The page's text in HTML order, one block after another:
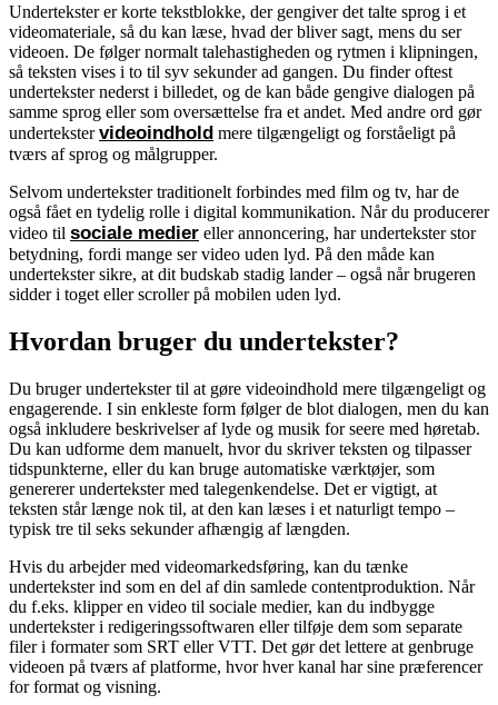
Undertekster er korte tekstblokke, der gengiver det talte sprog i et
videomateriale, så du kan læse, hvad der bliver sagt, mens du ser
videoen. De følger normalt talehastigheden og rytmen i klipningen,
så teksten vises i to til syv sekunder ad gangen. Du finder oftest
undertekster nederst i billedet, og de kan både gengive dialogen på
samme sprog eller som oversættelse fra et andet. Med andre ord gør
undertekstervideoindhold mere tilgængeligt og forståeligt på
tværs af sprog og målgrupper.
Selvom undertekster traditionelt forbindes med film og tv, har de
også fået en tydelig rolle i digital kommunikation. Når du producerer
video til sociale medier eller annoncering, har undertekster stor
betydning, fordi mange ser video uden lyd. På den måde kan
undertekster sikre, at dit budskab stadig lander – også når brugeren
sidder i toget eller scroller på mobilen uden lyd.
Hvordan bruger du undertekster?
Du bruger undertekster til at gøre videoindhold mere tilgængeligt og
engagerende. I sin enkleste form følger de blot dialogen, men du kan
også inkludere beskrivelser af lyde og musik for seere med høretab.
Du kan udforme dem manuelt, hvor du skriver teksten og tilpasser
tidspunkterne, eller du kan bruge automatiske værktøjer, som
genererer undertekster med talegenkendelse. Det er vigtigt, at
teksten står længe nok til, at den kan læses i et naturligt tempo –
typisk tre til seks sekunder afhængig af længden.
Hvis du arbejder med videomarkedsføring, kan du tænke
undertekster ind som en del af din samlede contentproduktion. Når
du f.eks. klipper en video til sociale medier, kan du indbygge
undertekster i redigeringssoftwaren eller tilføje dem som separate
filer i formater som SRT eller VTT. Det gør det lettere at genbruge
videoen på tværs af platforme, hvor hver kanal har sine præferencer
for format og visning.